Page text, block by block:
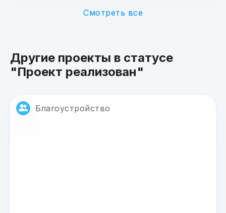
Смотреть все
Другие проекты в статусе
"Проект реализован"
Благоустройство